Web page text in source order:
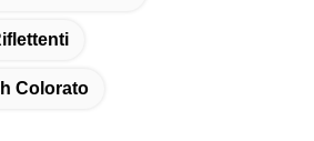
Colorato